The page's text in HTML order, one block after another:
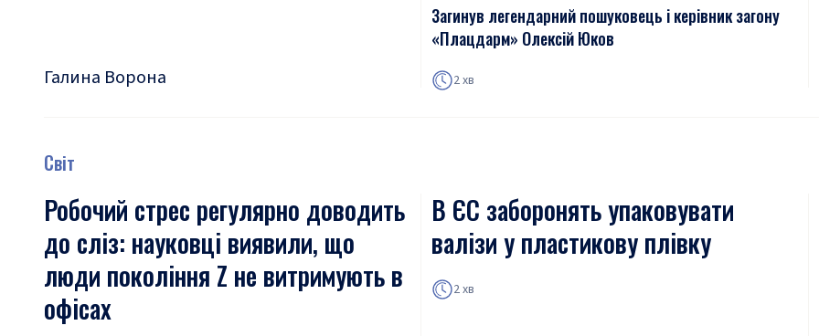
Галина Ворона
Загинув легендарний пошуковець і керівник загону
«Плацдарм» Олексій Юков
2 хв
Світ
Робочий стрес регулярно доводить
до сліз: науковці виявили, що
люди покоління Z не витримують в
офісах
В ЄС заборонять упаковувати
валізи у пластикову плівку
2 хв